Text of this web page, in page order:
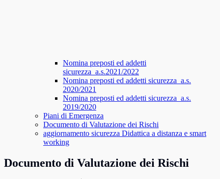
Nomina preposti ed addetti
sicurezza_a.s.2021/2022
Nomina preposti ed addetti sicurezza_a.s.
2020/2021
Nomina preposti ed addetti sicurezza_a.s.
2019/2020
Piani di Emergenza
Documento di Valutazione dei Rischi
aggiornamento sicurezza Didattica a distanza e smart
working
Documento di Valutazione dei Rischi